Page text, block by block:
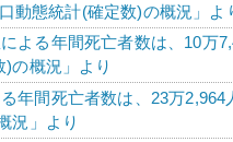
動態統計(確定数)の概況」よ
よる年間死亡者数は、10
)の概況」より
年間死亡者数は、23万
況」より